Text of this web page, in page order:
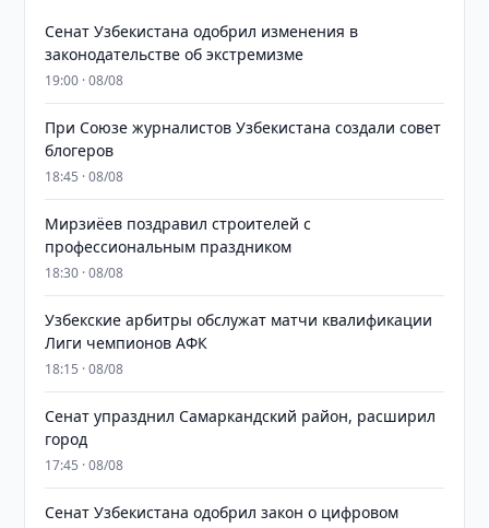
Сенат Узбекистана одобрил изменения в
законодательстве об экстремизме
19:00 · 08/08
При Союзе журналистов Узбекистана создали совет
блогеров
18:45 · 08/08
Мирзиёев поздравил строителей с
профессиональным праздником
18:30 · 08/08
Узбекские арбитры обслужат матчи квалификации
Лиги чемпионов АФК
18:15 · 08/08
Сенат упразднил Самаркандский район, расширил
город
17:45 · 08/08
Сенат Узбекистана одобрил закон о цифровом